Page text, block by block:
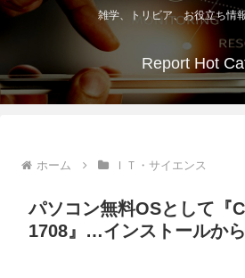
雑学、トリビア、お役立ち情
Report Hot
ホーム ＩＴ・サイエンス
パソコン無料OSとして『
1708』…インストールから